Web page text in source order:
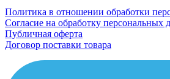
Политика в отношении обработки
Согласие на обработку персональных
Публичная оферта
Договор поставки товара